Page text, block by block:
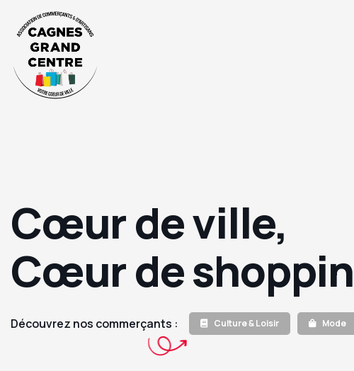
Cœur de ville,
Cœur de
Découvrez nos commerçants : Culture & Loisir Mode